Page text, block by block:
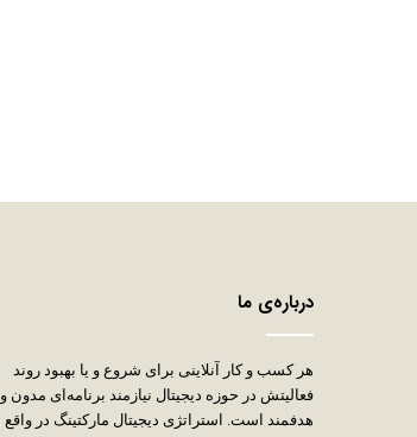
درباره‌ی ما
هر کسب و کار آنلاینی برای شروع و یا بهبود روند
فعالیتش در حوزه دیجیتال نیازمند برنامه‌ای مدون و
هدفمند است. استراتژی دیجیتال مارکتینگ در واقع